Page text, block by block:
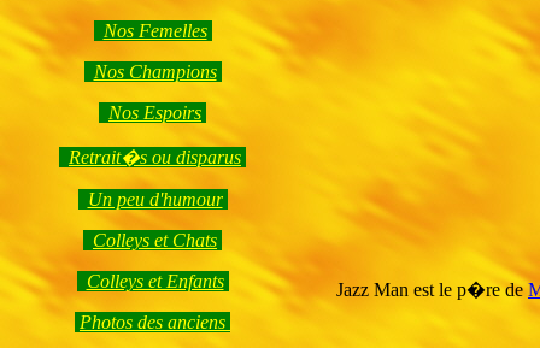
Nos Femelles
Nos Champions
Nos Espoirs
Retrait�s ou disparus
Un peu d'humour
Colleys et Chats
Colleys et Enfants
Photos des anciens
Jazz Man est le p�re de